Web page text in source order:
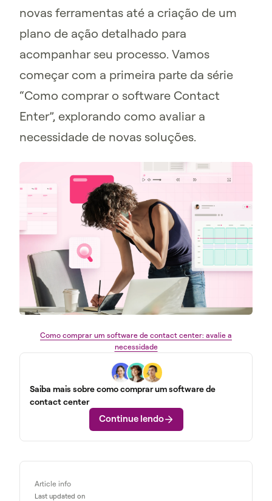
novas ferramentas até a criação de um
plano de ação detalhado para
acompanhar seu processo. Vamos
começar com a primeira parte da série
“Como comprar o software Contact
Enter”, explorando como avaliar a
necessidade de novas soluções.
Como comprar um software de contact center: avalie a
necessidade
Saiba mais sobre como comprar um software de
contact center
Continue lendo
Article info
Last updated on